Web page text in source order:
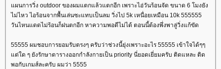
ผนการวิ่ง outdoor ของผมแตกแล้วแตกอีก เพราะไอ่วันร้อนจัด ขนาด 6 โมงยัง
ไม่ไหว ไอร้อนจากพื้นเล่นซะแทบเป็นลม วิ่งไป 5k เหนื่อยเหมือน 10k 555555
วันไหนแดดไม่ร้อนก็ฝนตกอีก หาความพอดีไม่ได้ ตอนนี้ต้องพึ่งพาลู่วิ่งแก้ขัด
55555 ผมชอบการยอมรับตรงๆ ครับว่าช่วงนี้ยุ่งเพราะอะไร 55555 เข้าใจได้ๆๆ
ต่ใด ๆ ยังรักษาตารางออกกำลังกายเป็น priority นี่ยอดเยี่ยมครับ ติดแหละ ติด
พอกับเกมส์ละครับ ผมว่า 5555